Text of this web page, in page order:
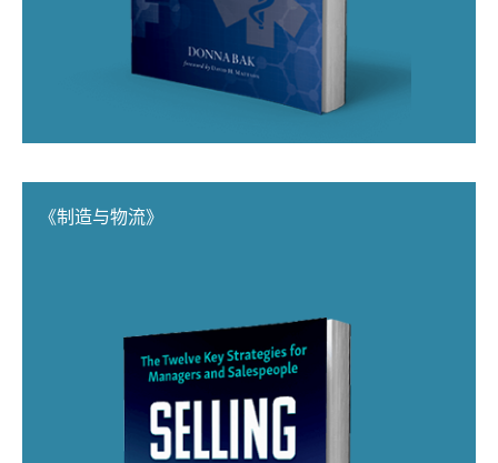
《制造与物流》